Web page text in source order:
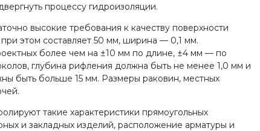
процессу гидроизоляции.
высокие требования к качеству поверхности
этом составляет 50 мм, ширина — 0,1 мм.
более чем на ±10 мм по длине, ±4 мм — по
глубина рифления должна быть не менее 1,0 мм и
быть больше 15 мм. Размеры раковин, местных
такие характеристики прямоугольных
и закладных изделий, расположение арматуры и